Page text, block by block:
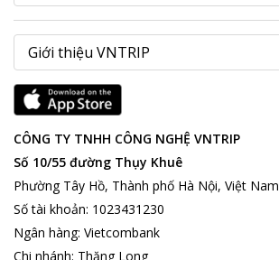
CÔNG TY TNHH CÔNG NGHỆ VNTRIP
Số 10/55 đường Thụy Khuê
Phường Tây Hồ, Thành phố Hà Nội, Việt Nam
Số tài khoản: 1023431230
Ngân hàng: Vietcombank
Chi nhánh: Thăng Long